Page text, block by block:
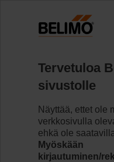
H550B+NV24A-
Tervetuloa
sivustolle
Näyttää, ettet ole
verkkosivulla
ehkä ole
Myöskään
kirjautuminen/